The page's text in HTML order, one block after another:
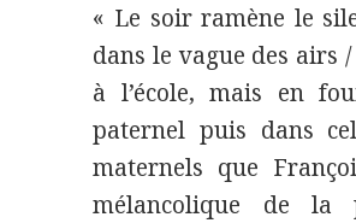
« Le soir ramène le
dans le vague des airs /
à l’école, mais en
paternel puis dans
maternels que
mélancolique de la